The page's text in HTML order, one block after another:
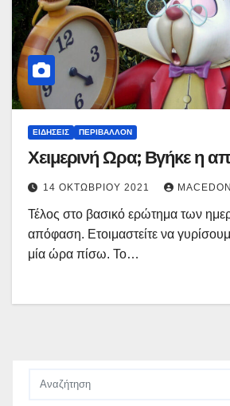
ΕΙΔΉΣΕΙΣ ΠΕΡΙΒΆΛΛΟΝ
Χειμερινή Ωρα; Βγήκε η
14 ΟΚΤΩΒΡΊΟΥ 2021
Τέλος στο βασικό ερώτημα των
απόφαση. Ετοιμαστείτε να
μία ώρα πίσω. Το…